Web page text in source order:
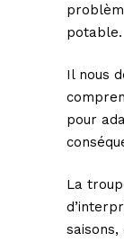
potable.
Il nous
pour
La